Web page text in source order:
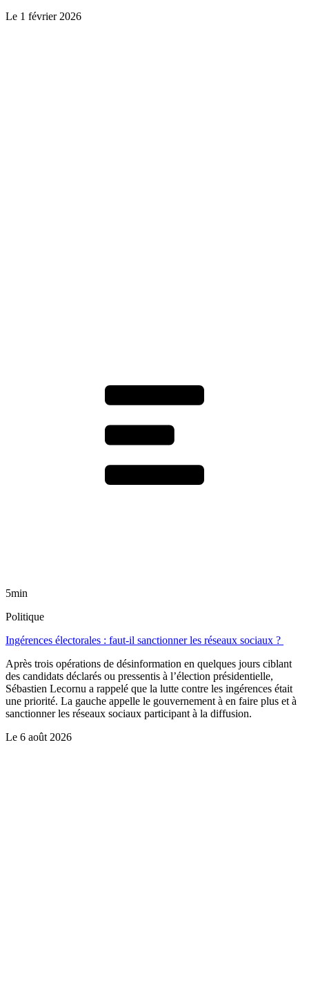
Le 1 février 2026
5min
Politique
Ingérences électorales : faut-il sanctionner les réseaux sociaux ?
Après trois opérations de désinformation en quelques jours ciblant
des candidats déclarés ou pressentis à l’élection présidentielle,
Sébastien Lecornu a rappelé que la lutte contre les ingérences était
une priorité. La gauche appelle le gouvernement à en faire plus et à
sanctionner les réseaux sociaux participant à la diffusion.
Le 6 août 2026